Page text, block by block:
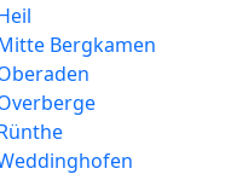
Bergkamen